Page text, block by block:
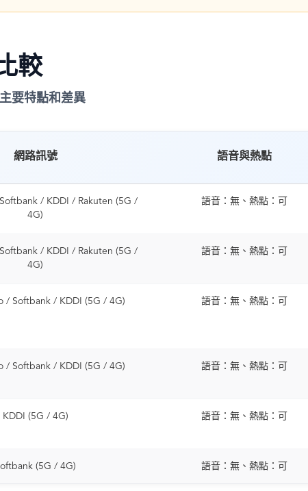
較
要特點和差異
網路訊號 語音與熱點
/ KDDI / Rakuten (5G /
4G)
語音：無、熱點：可
/ KDDI / Rakuten (5G /
4G)
語音：無、熱點：可
/ Softbank / KDDI (5G / 4G) 語音：無、熱點：可
/ Softbank / KDDI (5G / 4G) 語音：無、熱點：可
KDDI (5G / 4G) 語音：無、熱點：可
(5G / 4G) 語音：無、熱點：可